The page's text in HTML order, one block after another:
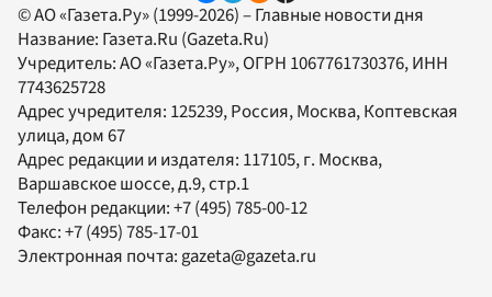
© АО «Газета.Ру» (1999-2026) – Главные новости дня
Название: Газета.Ru (Gazeta.Ru)
Учредитель:АО «Газета.Ру», ОГРН 1067761730376, ИНН
7743625728
Адрес учредителя: 125239, Россия, Москва, Коптевская
улица, дом 67
Адрес редакции и издателя: 117105, г. Москва,
Варшавское шоссе, д.9, стр.1
Телефон редакции:+7 (495) 785-00-12
Факс:+7 (495) 785-17-01
Электронная почта:gazeta@gazeta.ru